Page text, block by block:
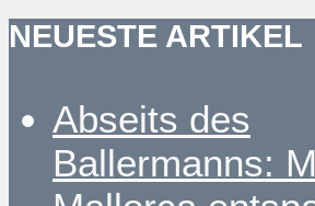
NEUESTE ARTIKEL
Abseits des
Ballermanns: